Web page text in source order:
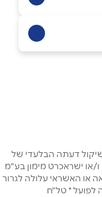
באינסטגרם
דעתה הבלעדי של
או ישראכרט מימון בע"מ
או האשראי עלולה לגרור
לפועל * טל"ח